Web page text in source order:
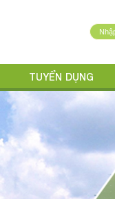
TUYỂN DỤNG